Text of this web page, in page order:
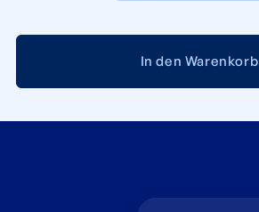
In den Warenkorb